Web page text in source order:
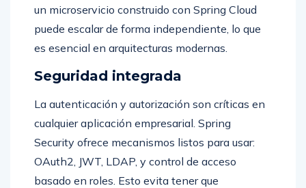
un microservicio construido con Spring Cloud
puede escalar de forma independiente, lo que
es esencial en arquitecturas modernas.
Seguridad integrada
La autenticación y autorización son críticas en
cualquier aplicación empresarial. Spring
Security ofrece mecanismos listos para usar:
OAuth2, JWT, LDAP, y control de acceso
basado en roles. Esto evita tener que